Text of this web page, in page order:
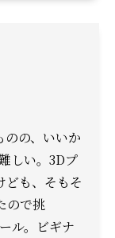
のの、いいか
い。 3Dプ
も、 そもそ
ので挑
。
ビギナ